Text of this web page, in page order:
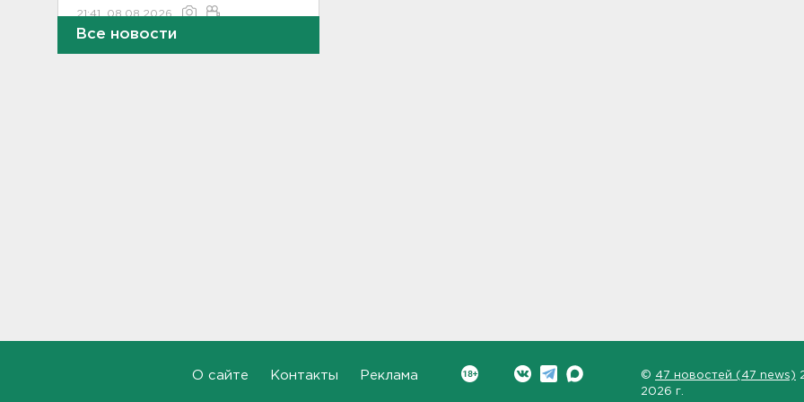
21:41, 08.08.2026
В лобовом столкновении
20:16, 08.08.2026
Обновленная аллея
Все новости
О сайте Контакты Реклама © 47 новостей (47 news)
2026 г.